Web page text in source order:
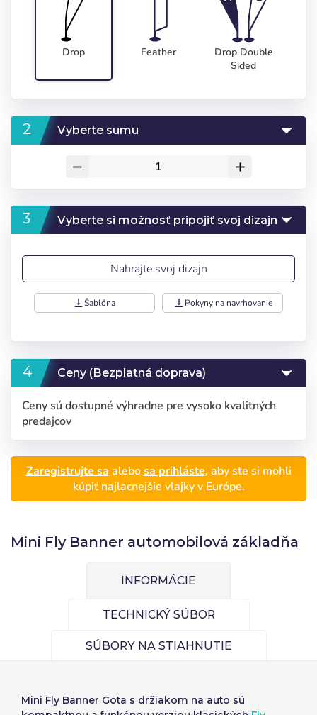
Drop Feather
Drop Double
Sided
Vyberte sumu
remove add
Vyberte si možnosť pripojiť svoj dizajn
Nahrajte svoj dizajn
vertical_align_bottomŠablóna vertical_align_bottom Pokyny na navrhovanie
Ceny (Bezplatná doprava)
Ceny sú dostupné výhradne pre vysoko kvalitných
predajcov
Zaregistrujte sa alebosa prihláste, aby ste si mohli
kúpiť najlacnejšie vlajky v Európe.
Mini Fly Banner automobilová základňa
INFORMÁCIE
TECHNICKÝ SÚBOR
SÚBORY NA STIAHNUTIE
Mini Fly Banner Gota s držiakom na auto sú